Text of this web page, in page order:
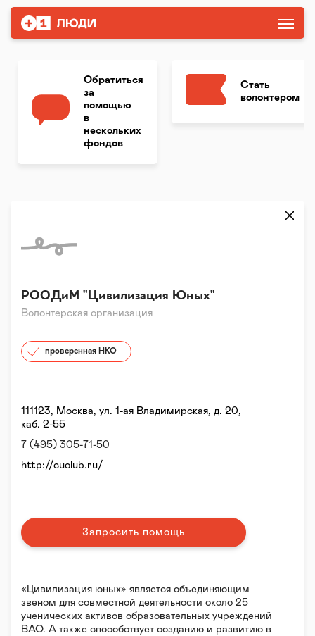
Обратиться
за
помощью
в
нескольких
фондов
Стать
волонтером
Волонтерская организация
РООДиМ "Цивилизация Юных"
проверенная НКО
«Цивилизация юных» является объединяющим
звеном для совместной деятельности около 25
ученических активов образовательных учреждений
ВАО. А также способствует созданию и развитию в
111123, Москва, ул. 1-ая Владимирская, д. 20,
каб. 2-55
7 (495) 305-71-50
http://cuclub.ru/
Запросить помощь